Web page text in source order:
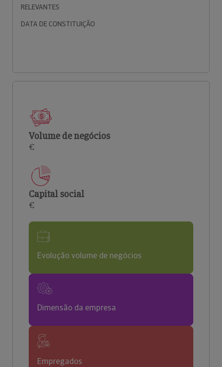
RELEVANTES
DATA DE CONSTITUIÇÃO
Volume de negócios
€
Capital social
€
Evolução volume de negócios
Dimensão da empresa
Empregados